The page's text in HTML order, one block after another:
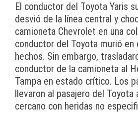
El conductor del Toyota Yaris
desvió de la línea central y
camioneta Chevrolet en una
conductor del Toyota murió en
hechos. Sin embargo,
conductor de la camioneta al
Tampa en estado crítico. Los
llevaron al pasajero del Toyota
cercano con heridas no